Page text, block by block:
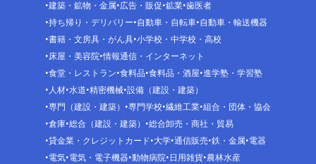
建築・鉱物・金属 広告・販促 鉱業 歯医者
持ち帰り・デリバリー 自動車・自転車 自動車・輸送機器
書籍・文房具・がん具 小学校・中学校・高校
床屋・美容院 情報通信・インターネット
食堂・レストラン 食料品 食料品・酒屋 進学塾・学習塾
人材 水道 精密機械 設備（建設・建築）
専門（建設・建築）
専門学校 繊維工業 組合・団体・協会
倉庫 総合（建設・建築）
総合卸売・商社・貿易
貸金業・クレジットカード 大学 通信販売 鉄・金属 電器
電気 電気・電子機器 動物病院 日用雑貨 農林水産